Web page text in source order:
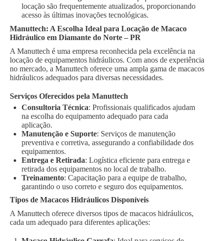
locação são frequentemente atualizados, proporcionando
acesso às últimas inovações tecnológicas.
Manuttech: A Escolha Ideal para Locação de Macaco
Hidráulico em Diamante do Norte – PR
A Manuttech é uma empresa reconhecida pela excelência na
locação de equipamentos hidráulicos. Com anos de experiência
no mercado, a Manuttech oferece uma ampla gama de macacos
hidráulicos adequados para diversas necessidades.
Serviços Oferecidos pela Manuttech
Consultoria Técnica: Profissionais qualificados ajudam
na escolha do equipamento adequado para cada
aplicação.
Manutenção e Suporte: Serviços de manutenção
preventiva e corretiva, assegurando a confiabilidade dos
equipamentos.
Entrega e Retirada: Logística eficiente para entrega e
retirada dos equipamentos no local de trabalho.
Treinamento: Capacitação para a equipe de trabalho,
garantindo o uso correto e seguro dos equipamentos.
Tipos de Macacos Hidráulicos Disponíveis
A Manuttech oferece diversos tipos de macacos hidráulicos,
cada um adequado para diferentes aplicações: